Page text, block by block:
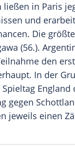
ließen in Paris
und
Die
(56.).
den
In der
England
gegen
jeweils einen